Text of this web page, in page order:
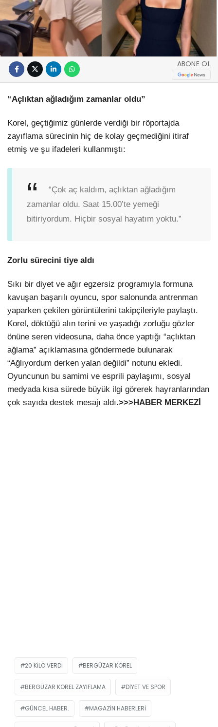
ABONE OL
“Açlıktan ağladığım zamanlar oldu”
Korel, geçtiğimiz günlerde verdiği bir röportajda
zayıflama sürecinin hiç de kolay geçmediğini itiraf
etmiş ve şu ifadeleri kullanmıştı:
“Çok aç kaldım, açlıktan ağladığım
zamanlar oldu. Saat 15.00’te yemeği
bitiriyordum. Hiçbir sosyal hayatım yoktu.”
Zorlu sürecini tiye aldı
Sıkı bir diyet ve ağır egzersiz programıyla formuna
kavuşan başarılı oyuncu, spor salonunda antrenman
yaparken çekilen görüntülerini takipçileriyle paylaştı.
Korel, döktüğü alın terini ve yaşadığı zorluğu gözler
önüne seren videosuna, daha önce yaptığı “açlıktan
ağlama” açıklamasına göndermede bulunarak
“Ağlıyordum derken yalan değildi” notunu ekledi.
Oyuncunun bu samimi ve esprili paylaşımı, sosyal
medyada kısa sürede büyük ilgi görerek hayranlarından
çok sayıda destek mesajı aldı.>>>HABER MERKEZİ
20 KILO VERDI BERGÜZAR KOREL
BERGÜZAR KOREL ZAYIFLAMA DIYET VE SPOR
GÜNCEL HABER. MAGAZIN HABERLERI